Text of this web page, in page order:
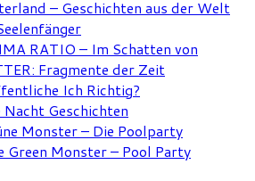
– Geschichten aus der Welt
RATIO – Im Schatten von
Fragmente der Zeit
Ich Richtig?
Nacht Geschichten
Monster – Die Poolparty
Green Monster – Pool Party